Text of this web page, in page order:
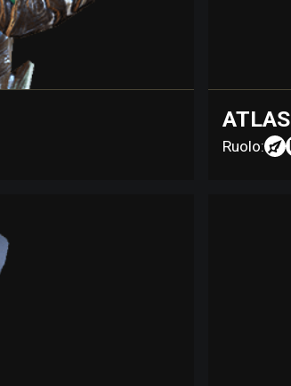
ATLAS
Ruolo: